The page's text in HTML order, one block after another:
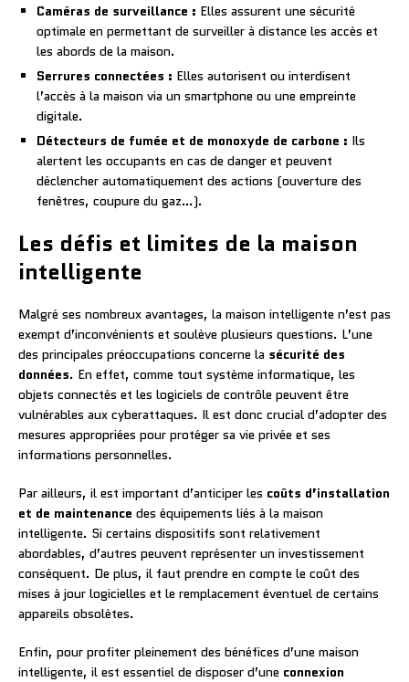
Caméras de surveillance : Elles assurent une sécurité
optimale en permettant de surveiller à distance les accès et
les abords de la maison.
Serrures connectées : Elles autorisent ou interdisent
l’accès à la maison via un smartphone ou une empreinte
digitale.
Détecteurs de fumée et de monoxyde de carbone : Ils
alertent les occupants en cas de danger et peuvent
déclencher automatiquement des actions (ouverture des
fenêtres, coupure du gaz…).
Les défis et limites de la maison
intelligente
Malgré ses nombreux avantages, la maison intelligente n’est pas
exempt d’inconvénients et soulève plusieurs questions. L’une
des principales préoccupations concerne la sécurité des
données. En effet, comme tout système informatique, les
objets connectés et les logiciels de contrôle peuvent être
vulnérables aux cyberattaques. Il est donc crucial d’adopter des
mesures appropriées pour protéger sa vie privée et ses
informations personnelles.
Par ailleurs, il est important d’anticiper les coûts d’installation
et de maintenance des équipements liés à la maison
intelligente. Si certains dispositifs sont relativement
abordables, d’autres peuvent représenter un investissement
conséquent. De plus, il faut prendre en compte le coût des
mises à jour logicielles et le remplacement éventuel de certains
appareils obsolètes.
Enfin, pour profiter pleinement des bénéfices d’une maison
intelligente, il est essentiel de disposer d’une connexion